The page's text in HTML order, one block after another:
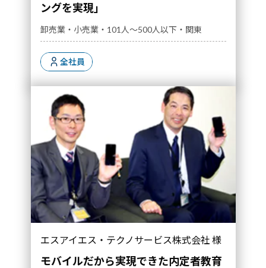
ングを実現」
卸売業・小売業・101人～500人以下・関東
全社員
エスアイエス・テクノサービス株式会社 様
モバイルだから実現できた内定者教育